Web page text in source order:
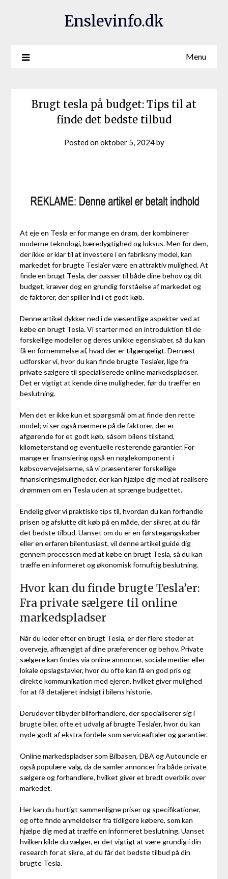
Enslevinfo.dk
Menu
Brugt tesla på budget: Tips til at
finde det bedste tilbud
Posted onoktober 5, 2024by
At eje en Tesla er for mange en drøm, der kombinerer
moderne teknologi, bæredygtighed og luksus. Men for dem,
der ikke er klar til at investere i en fabriksny model, kan
markedet for brugte Tesla’er være en attraktiv mulighed. At
finde en brugt Tesla, der passer til både dine behov og dit
budget, kræver dog en grundig forståelse af markedet og
de faktorer, der spiller ind i et godt køb.
Denne artikel dykker ned i de væsentlige aspekter ved at
købe en brugt Tesla. Vi starter med en introduktion til de
forskellige modeller og deres unikke egenskaber, så du kan
få en fornemmelse af, hvad der er tilgængeligt. Dernæst
udforsker vi, hvor du kan finde brugte Tesla’er, lige fra
private sælgere til specialiserede online markedspladser.
Det er vigtigt at kende dine muligheder, før du træffer en
beslutning.
Men det er ikke kun et spørgsmål om at finde den rette
model; vi ser også nærmere på de faktorer, der er
afgørende for et godt køb, såsom bilens tilstand,
kilometerstand og eventuelle resterende garantier. For
mange er finansiering også en nøglekomponent i
købsovervejelserne, så vi præsenterer forskellige
finansieringsmuligheder, der kan hjælpe dig med at realisere
drømmen om en Tesla uden at sprænge budgettet.
Endelig giver vi praktiske tips til, hvordan du kan forhandle
prisen og afslutte dit køb på en måde, der sikrer, at du får
det bedste tilbud. Uanset om du er en førstegangskøber
eller en erfaren bilentusiast, vil denne artikel guide dig
gennem processen med at købe en brugt Tesla, så du kan
træffe en informeret og økonomisk fornuftig beslutning.
Hvor kan du finde brugte Tesla’er:
Fra private sælgere til online
markedspladser
Når du leder efter en brugt Tesla, er der flere steder at
overveje, afhængigt af dine præferencer og behov. Private
sælgere kan findes via online annoncer, sociale medier eller
lokale opslagstavler, hvor du ofte kan få en god pris og
direkte kommunikation med ejeren, hvilket giver mulighed
for at få detaljeret indsigt i bilens historie.
Derudover tilbyder bilforhandlere, der specialiserer sig i
brugte biler, ofte et udvalg af brugte Tesla’er, hvor du kan
nyde godt af ekstra fordele som serviceaftaler og garantier.
Online markedspladser som Bilbasen, DBA og Autouncle er
også populære valg, da de samler annoncer fra både private
sælgere og forhandlere, hvilket giver et bredt overblik over
markedet.
Her kan du hurtigt sammenligne priser og specifikationer,
og ofte finde anmeldelser fra tidligere købere, som kan
hjælpe dig med at træffe en informeret beslutning. Uanset
hvilken kilde du vælger, er det vigtigt at være grundig i din
research for at sikre, at du får det bedste tilbud på din
brugte Tesla.